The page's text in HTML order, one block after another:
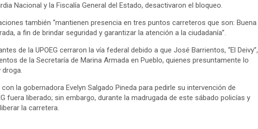
Nacional y la Fiscalía General del Estado, desactivaron el bloqueo.
también “mantienen presencia en tres puntos carreteros que son: Buena
a fin de brindar seguridad y garantizar la atención a la ciudadanía”.
de la UPOEG cerraron la vía federal debido a que José Barrientos, “El Deivy”,
de la Secretaría de Marina Armada en Pueblo, quienes presuntamente lo
la gobernadora Evelyn Salgado Pineda para pedirle su intervención de
fuera liberado; sin embargo, durante la madrugada de este sábado policías y
la carretera.